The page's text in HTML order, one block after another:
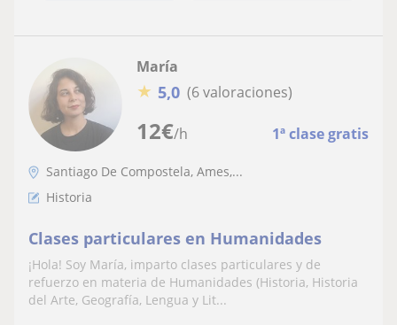
12€/h 1ª clase gratis
María
★ 5,0 (6 valoraciones)
Santiago De Compostela, Ames,...
Historia
Clases particulares en Humanidades
¡Hola! Soy María, imparto clases particulares y de
refuerzo en materia de Humanidades (Historia, Historia
del Arte, Geografía, Lengua y Lit...